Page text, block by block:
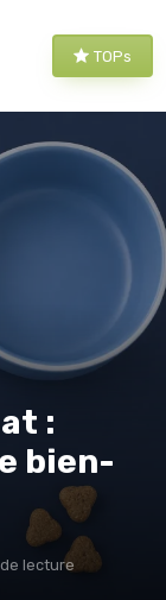
TOPs
:
bien-
lecture